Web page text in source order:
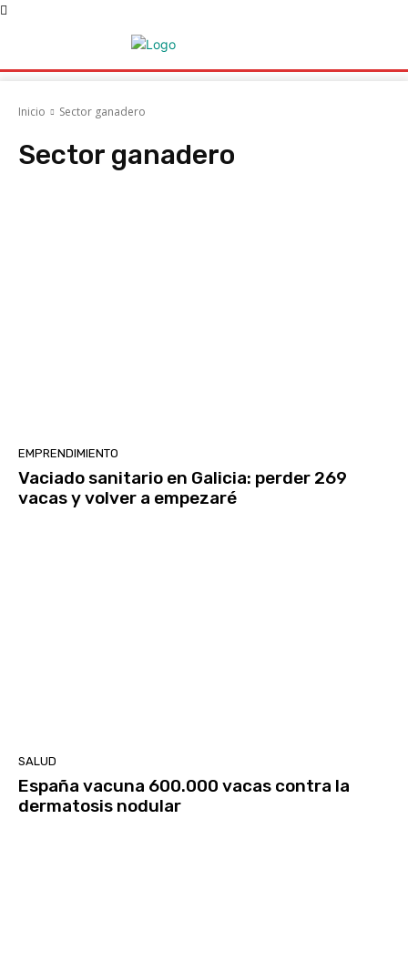
Inicio Sector ganadero
Sector ganadero
EMPRENDIMIENTO
Vaciado sanitario en Galicia: perder 269
vacas y volver a empezaré
SALUD
España vacuna 600.000 vacas contra la
dermatosis nodular